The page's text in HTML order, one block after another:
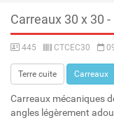
Carreaux 30 x 30
445 CTCEC30
Terre cuite Carreaux
Carreaux mécaniques
angles légèrement